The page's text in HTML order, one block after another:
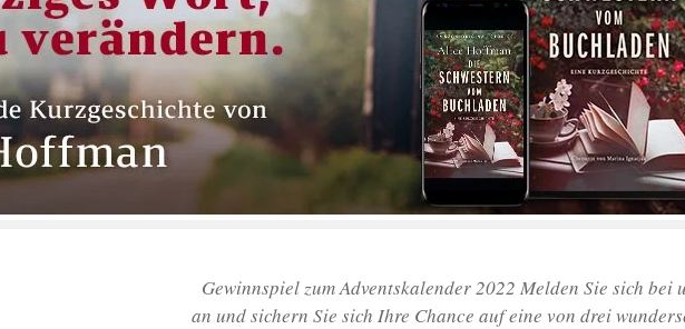
Gewinnspiel zum Adventskalender 2022 Melden Sie sich bei
an und sichern Sie sich Ihre Chance auf eine von drei